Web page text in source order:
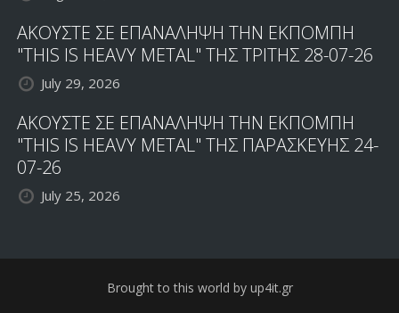
ΑΚΟΥΣΤΕ ΣΕ ΕΠΑΝΑΛΗΨΗ ΤΗΝ ΕΚΠΟΜΠΗ
"THIS IS HEAVY METAL" ΤΗΣ ΤΡΙΤΗΣ 28-07-26
July 29, 2026
ΑΚΟΥΣΤΕ ΣΕ ΕΠΑΝΑΛΗΨΗ ΤΗΝ ΕΚΠΟΜΠΗ
"THIS IS HEAVY METAL" ΤΗΣ ΠΑΡΑΣΚΕΥΗΣ 24-
07-26
July 25, 2026
Brought to this world by up4it.gr